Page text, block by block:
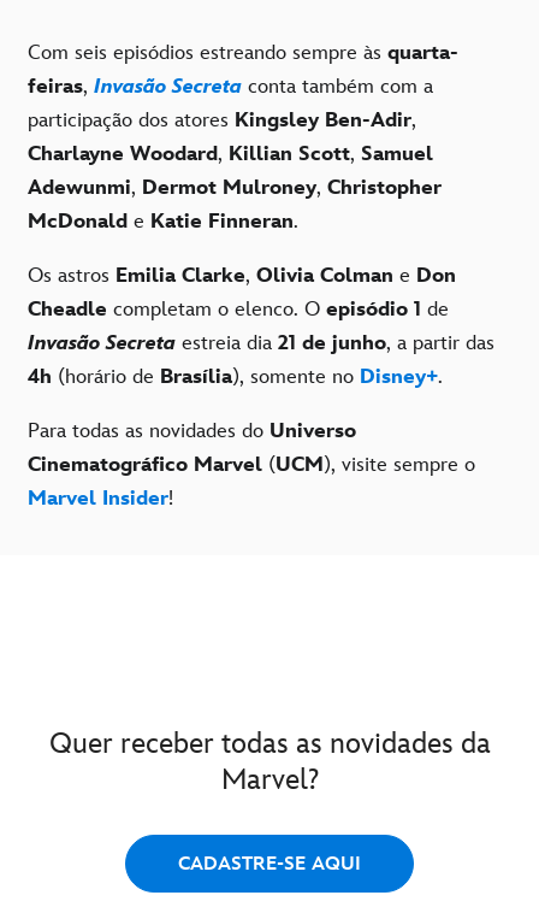
Com seis episódios estreando sempre às quarta-
feiras, Invasão Secreta conta também com a
participação dos atores Kingsley Ben-Adir,
Charlayne Woodard, Killian Scott, Samuel
Adewunmi, Dermot Mulroney, Christopher
McDonald e Katie Finneran.
Os astros Emilia Clarke, Olivia Colman e Don
Cheadle completam o elenco. O episódio 1 de
Invasão Secreta estreia dia 21 de junho, a partir das
4h (horário de Brasília), somente no Disney+.
Para todas as novidades do Universo
Cinematográfico Marvel (UCM), visite sempre o
Marvel Insider!
Quer receber todas as novidades da
Marvel?
CADASTRE-SE AQUI